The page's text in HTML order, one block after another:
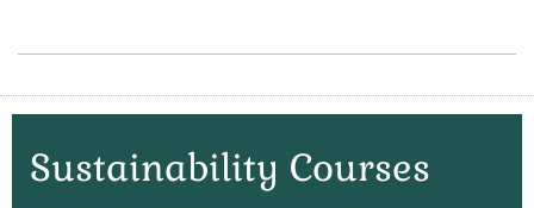
Sustainability Courses